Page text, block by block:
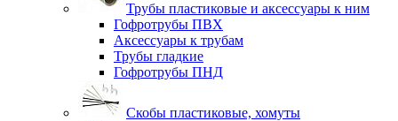
Трубы пластиковые и аксессуары к ним
Гофротрубы ПВХ
Аксессуары к трубам
Трубы гладкие
Гофротрубы ПНД
Скобы пластиковые, хомуты